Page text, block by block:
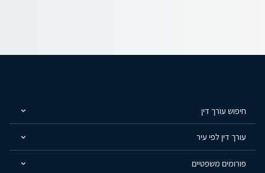
חיפוש עורך דין
עורך דין לפי עיר
פורומים משפטיים